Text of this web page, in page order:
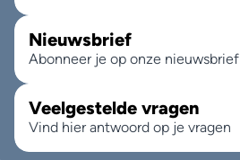
Nieuwsbrief
Abonneer je op onze nieuwsbrief
Veelgestelde vragen
Vind hier antwoord op je vragen